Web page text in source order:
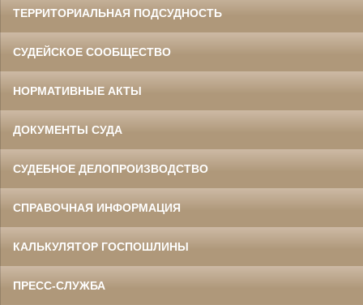
ТЕРРИТОРИАЛЬНАЯ ПОДСУДНОСТЬ
СУДЕЙСКОЕ СООБЩЕСТВО
НОРМАТИВНЫЕ АКТЫ
ДОКУМЕНТЫ СУДА
СУДЕБНОЕ ДЕЛОПРОИЗВОДСТВО
СПРАВОЧНАЯ ИНФОРМАЦИЯ
КАЛЬКУЛЯТОР ГОСПОШЛИНЫ
ПРЕСС-СЛУЖБА